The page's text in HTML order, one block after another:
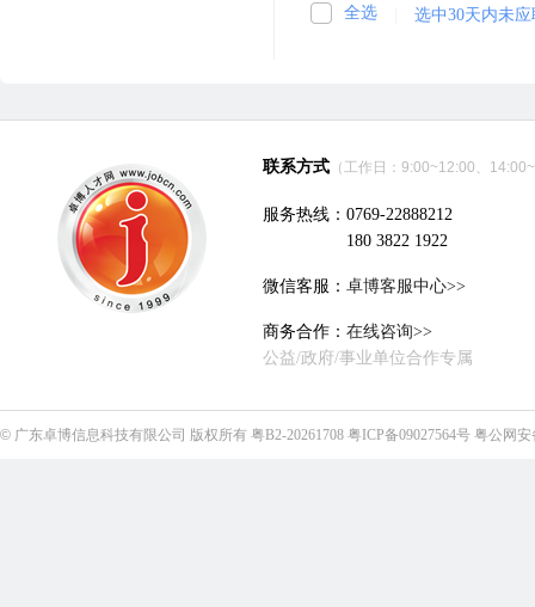
全选 选中30天内未
联系方式 （工作日：9:00~12:00、
服务热线：0769-22888212
180 3822 1922
微信客服： 卓博客服中心>>
商务合作： 在线咨询>>
公益/政府/事业单位合作专属
© 广东卓博信息科技有限公司 版权所有 粤B2-20261708 粤ICP备09027564号 粤公网安